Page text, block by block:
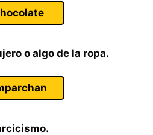
o algo de la ropa.